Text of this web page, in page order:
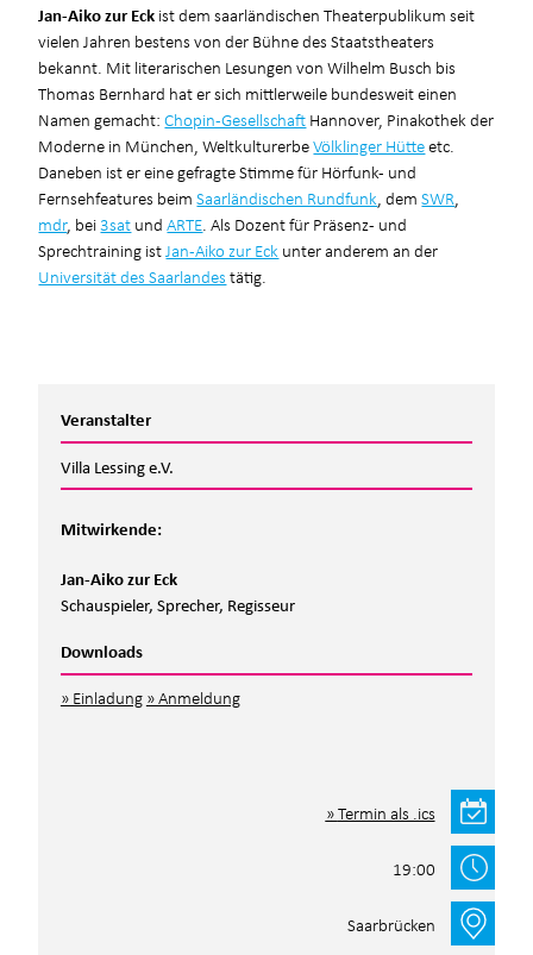
Jan-Aiko zur Eck ist dem saarländischen Theaterpublikum seit
vielen Jahren bestens von der Bühne des Staatstheaters
bekannt. Mit literarischen Lesungen von Wilhelm Busch bis
Thomas Bernhard hat er sich mittlerweile bundesweit einen
Namen gemacht:Chopin-Gesellschaft Hannover, Pinakothek der
Moderne in München, WeltkulturerbeVölklinger Hütteetc.
Daneben ist er eine gefragte Stimme für Hörfunk- und
Fernsehfeatures beimSaarländischen Rundfunk , demSWR
mdr, bei3sat undARTE . Als Dozent für Präsenz- und
Sprechtraining ist Jan-Aiko zur Eck unter anderem an der
Universität des Saarlandes tätig.
Veranstalter
Villa Lessing e.V.
Mitwirkende:
Jan-Aiko zur Eck
Schauspieler, Sprecher, Regisseur
Downloads
Einladung
Anmeldung
Termin als .ics
19:00
Saarbrücken